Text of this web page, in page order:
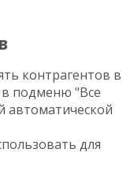
контрагентов в
подменю "Все
автоматической
для